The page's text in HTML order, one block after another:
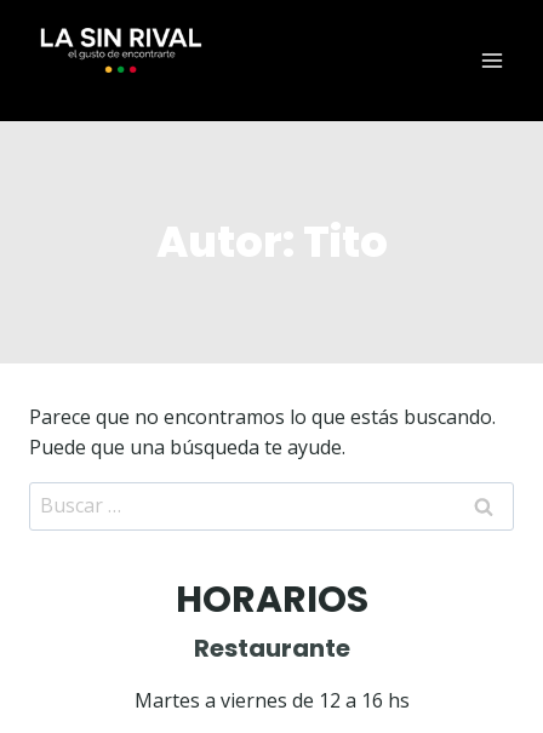
Parece que no encontramos lo que estás buscando.
Puede que una búsqueda te ayude.
HORARIOS
Restaurante
Martes a viernes de 12 a 16 hs